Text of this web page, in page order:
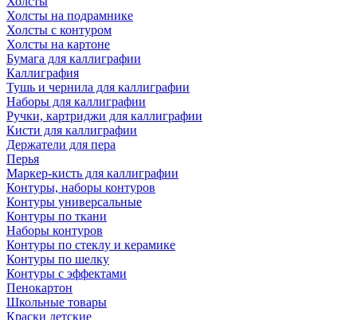
Холсты на подрамнике
Холсты с контуром
Холсты на картоне
Бумага для каллиграфии
Каллиграфия
Тушь и чернила для каллиграфии
Наборы для каллиграфии
Ручки, картриджи для каллиграфии
Кисти для каллиграфии
Держатели для пера
Перья
Маркер-кисть для каллиграфии
Контуры, наборы контуров
Контуры универсальные
Контуры по ткани
Наборы контуров
Контуры по стеклу и керамике
Контуры по шелку
Контуры с эффектами
Пенокартон
Школьные товары
Краски детские